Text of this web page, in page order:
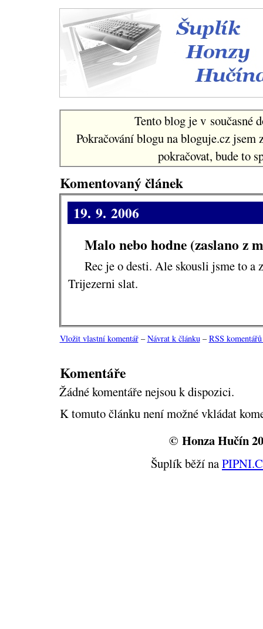
Tento blog je v současné
Pokračování blogu na bloguje.cz jsem
pokračovat, bude to
Komentovaný článek
19. 9. 2006
Malo nebo hodne (zaslano z
Rec je o desti. Ale skousli jsme to a
Trijezerni slat.
Vložit vlastní komentář–Návrat k článku–RSS
Komentáře
Žádné komentáře nejsou k dispozici.
K tomuto článku není možné vkládat
© Honza Hučín
Šuplík běží na